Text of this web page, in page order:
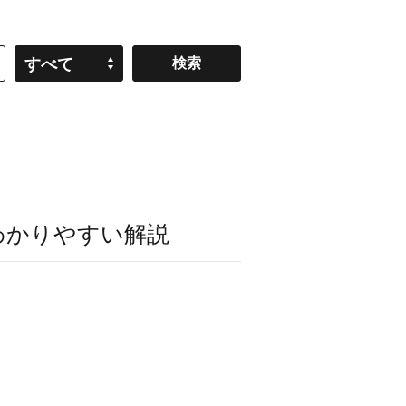
すべて
りやすい解説